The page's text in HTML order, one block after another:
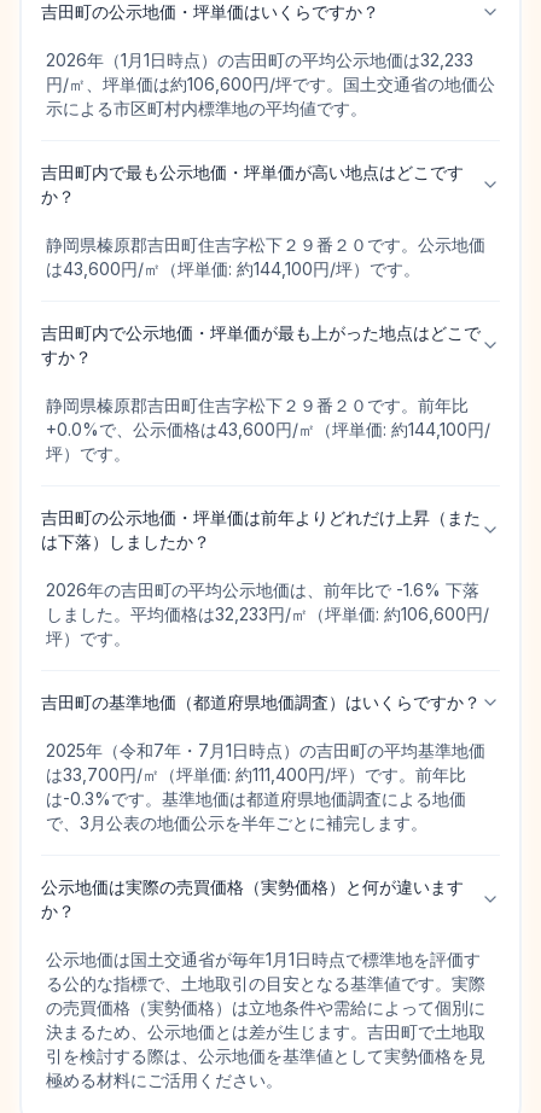
吉田町の公示地価・坪単価はいくらですか？
2026年（1月1日時点）の吉田町の平均公示地価は32,233
円/㎡、坪単価は約106,600円/坪です。国土交通省の地価公
示による市区町村内標準地の平均値です。
吉田町内で最も公示地価・坪単価が高い地点はどこです
か？
静岡県榛原郡吉田町住吉字松下２９番２０です。公示地価
は43,600円/㎡（坪単価: 約144,100円/坪）です。
吉田町内で公示地価・坪単価が最も上がった地点はどこで
すか？
静岡県榛原郡吉田町住吉字松下２９番２０です。前年比
+0.0%で、公示価格は43,600円/㎡（坪単価: 約144,100円/
坪）です。
吉田町の公示地価・坪単価は前年よりどれだけ上昇（また
は下落）しましたか？
2026年の吉田町の平均公示地価は、前年比で -1.6% 下落
しました。平均価格は32,233円/㎡（坪単価: 約106,600円/
坪）です。
吉田町の基準地価（都道府県地価調査）はいくらですか？
2025年（令和7年・7月1日時点）の吉田町の平均基準地価
は33,700円/㎡（坪単価: 約111,400円/坪）です。前年比
は-0.3%です。基準地価は都道府県地価調査による地価
で、3月公表の地価公示を半年ごとに補完します。
公示地価は実際の売買価格（実勢価格）と何が違います
か？
公示地価は国土交通省が毎年1月1日時点で標準地を評価す
る公的な指標で、土地取引の目安となる基準値です。実際
の売買価格（実勢価格）は立地条件や需給によって個別に
決まるため、公示地価とは差が生じます。吉田町で土地取
引を検討する際は、公示地価を基準値として実勢価格を見
極める材料にご活用ください。